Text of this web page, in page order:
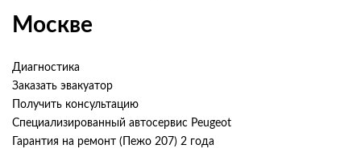
Москве
Диагностика
Заказать эвакуатор
Получить консультацию
Специализированный автосервис Peugeot
Гарантия на ремонт (Пежо 207) 2 года